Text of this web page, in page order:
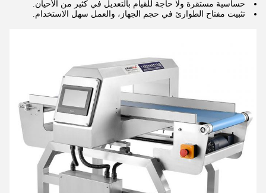
حساسية مستقرة ولا حاجة للقيام بالتعديل في كثير من الأحيان.
تثبيت مفتاح الطوارئ في حجم الجهاز، والعمل سهل الاستخدام.